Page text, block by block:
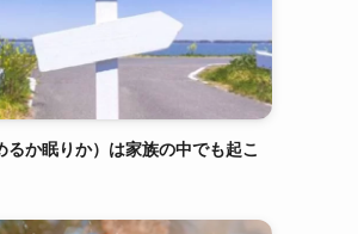
るか眠りか）は家族の中でも起こ